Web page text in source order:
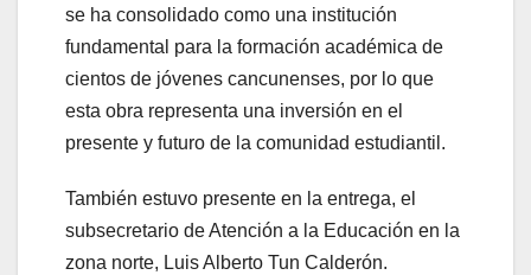
se ha consolidado como una institución
fundamental para la formación académica de
cientos de jóvenes cancunenses, por lo que
esta obra representa una inversión en el
presente y futuro de la comunidad estudiantil.
También estuvo presente en la entrega, el
subsecretario de Atención a la Educación en la
zona norte, Luis Alberto Tun Calderón.